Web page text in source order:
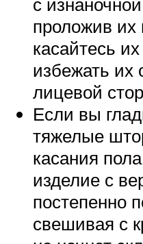
проложив их
касайтесь
избежать их
лицевой
Если вы
тяжелые
касания
изделие с
постепенно
свешивая с